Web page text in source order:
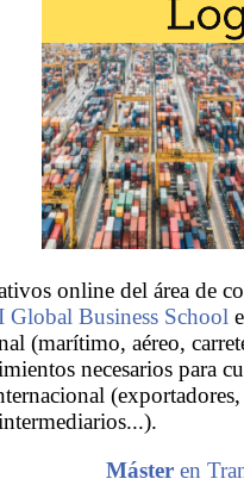
online del área de
Global Business School
(marítimo, aéreo,
necesarios para
Máster en